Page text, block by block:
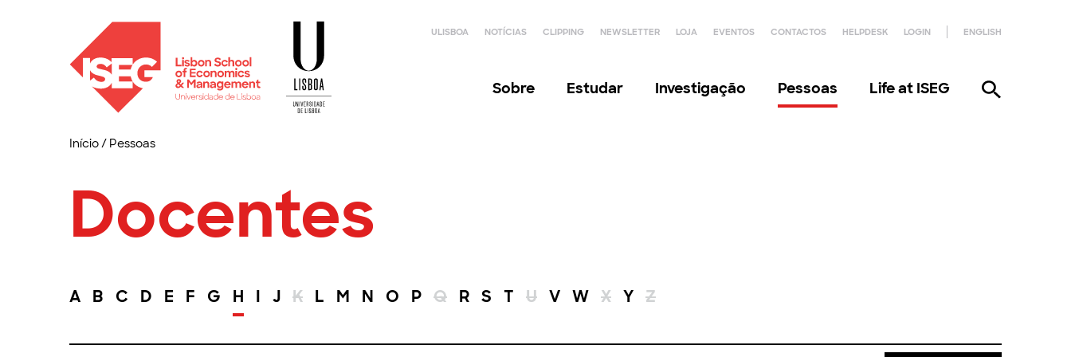
ULISBOA NOTÍCIAS CLIPPING NEWSLETTER LOJA EVENTOS CONTACTOS HELPDESK LOGIN ENGLISH
Sobre Estudar Investigação Pessoas Life at ISEG
Início/ Pessoas
Docentes
A B C D E F G H I J K L M N O P Q R S T U V W X Y Z